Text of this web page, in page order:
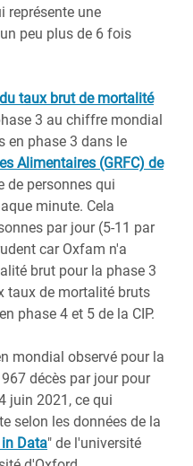
représente une
peu plus de 6 fois
taux brut de mortalité
3 au chiffre mondial
en phase 3 dans le
Alimentaires (GRFC) de
de personnes qui
minute. Cela
par jour (5-11 par
car Oxfam n'a
brut pour la phase 3
taux de mortalité bruts
phase 4 et 5 de la CIP.
mondial observé pour la
décès par jour pour
juin 2021, ce qui
selon les données de la
Data" de l'université